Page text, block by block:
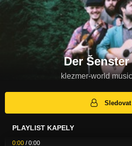
Der
klezmer-world
Sledovat
PLAYLIST KAPELY
0:00 /0:00